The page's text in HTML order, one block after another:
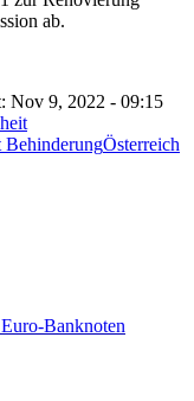
ab.
Nov 9, 2022 - 09:15
BehinderungÖsterreich
Banknoten